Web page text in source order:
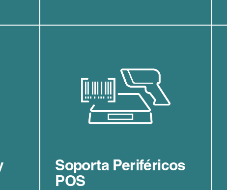
Soporta Periféricos
POS